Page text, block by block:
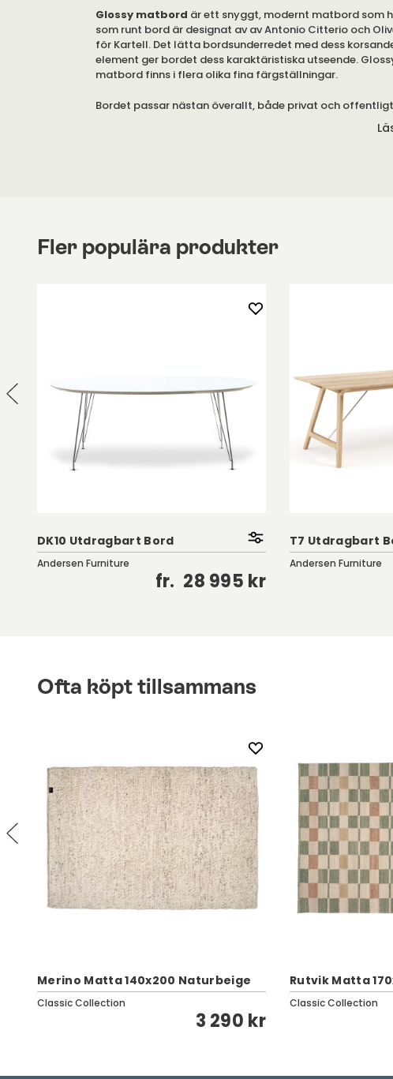
Glossy matbord är ett snyggt, modernt matbord som
som runt bord är designat av av Antonio Citterio och
för Kartell. Det lätta bordsunderredet med dess
element ger bordet dess karaktäristiska utseende.
matbord finns i flera olika fina färgställningar.
Bordet passar nästan överallt, både privat och
även som kvadratiskt eller ovalt under egna produkter.
Fler populära produkter
DK10 Utdragbart Bord
Andersen Furniture
fr. 28 995 kr
T7 Utdragbart
Andersen Furniture
Ofta köpt tillsammans
Merino Matta 140x200 Naturbeige
Classic Collection
3 290 kr
Rutvik Matta
Classic Collection